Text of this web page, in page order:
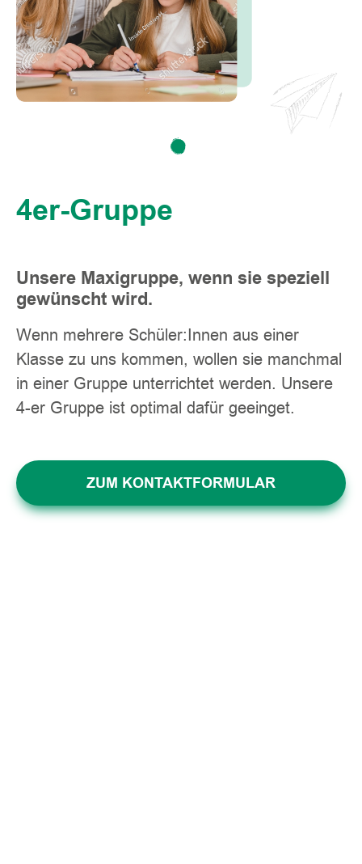
4er-Gruppe
Unsere Maxigruppe, wenn sie speziell
gewünscht wird.
Wenn mehrere Schüler:Innen aus einer
Klasse zu uns kommen, wollen sie manchmal
in einer Gruppe unterrichtet werden. Unsere
4-er Gruppe ist optimal dafür geeinget.
ZUM KONTAKTFORMULAR